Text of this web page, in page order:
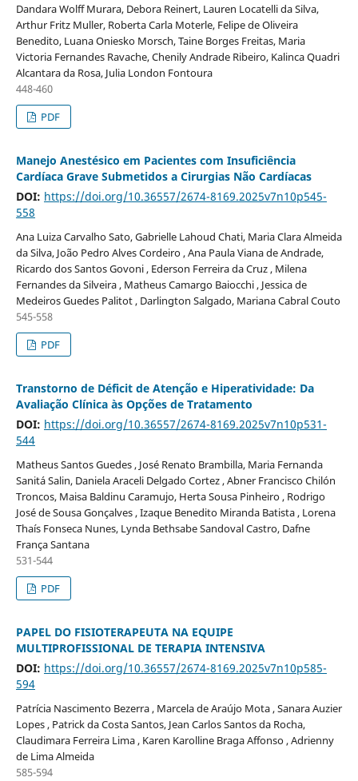
Dandara Wolff Murara, Debora Reinert, Lauren Locatelli da Silva,
Arthur Fritz Muller, Roberta Carla Moterle, Felipe de Oliveira
Benedito, Luana Oniesko Morsch, Taine Borges Freitas, Maria
Victoria Fernandes Ravache, Chenily Andrade Ribeiro, Kalinca Quadri
Alcantara da Rosa, Julia London Fontoura
448-460
PDF
Manejo Anestésico em Pacientes com Insuficiência
Cardíaca Grave Submetidos a Cirurgias Não Cardíacas
DOI: https://doi.org/10.36557/2674-8169.2025v7n10p545-
558
Ana Luiza Carvalho Sato, Gabrielle Lahoud Chati, Maria Clara Almeida
da Silva, João Pedro Alves Cordeiro , Ana Paula Viana de Andrade,
Ricardo dos Santos Govoni , Ederson Ferreira da Cruz , Milena
Fernandes da Silveira , Matheus Camargo Baiocchi , Jessica de
Medeiros Guedes Palitot , Darlington Salgado, Mariana Cabral Couto
545-558
PDF
Transtorno de Déficit de Atenção e Hiperatividade: Da
Avaliação Clínica às Opções de Tratamento
DOI: https://doi.org/10.36557/2674-8169.2025v7n10p531-
544
Matheus Santos Guedes , José Renato Brambilla, Maria Fernanda
Sanitá Salin, Daniela Araceli Delgado Cortez , Abner Francisco Chilón
Troncos, Maisa Baldinu Caramujo, Herta Sousa Pinheiro , Rodrigo
José de Sousa Gonçalves , Izaque Benedito Miranda Batista , Lorena
Thaís Fonseca Nunes, Lynda Bethsabe Sandoval Castro, Dafne
França Santana
531-544
PDF
PAPEL DO FISIOTERAPEUTA NA EQUIPE
MULTIPROFISSIONAL DE TERAPIA INTENSIVA
DOI: https://doi.org/10.36557/2674-8169.2025v7n10p585-
594
Patrícia Nascimento Bezerra , Marcela de Araújo Mota , Sanara Auzier
Lopes , Patrick da Costa Santos, Jean Carlos Santos da Rocha,
Claudimara Ferreira Lima , Karen Karolline Braga Affonso , Adrienny
de Lima Almeida
585-594